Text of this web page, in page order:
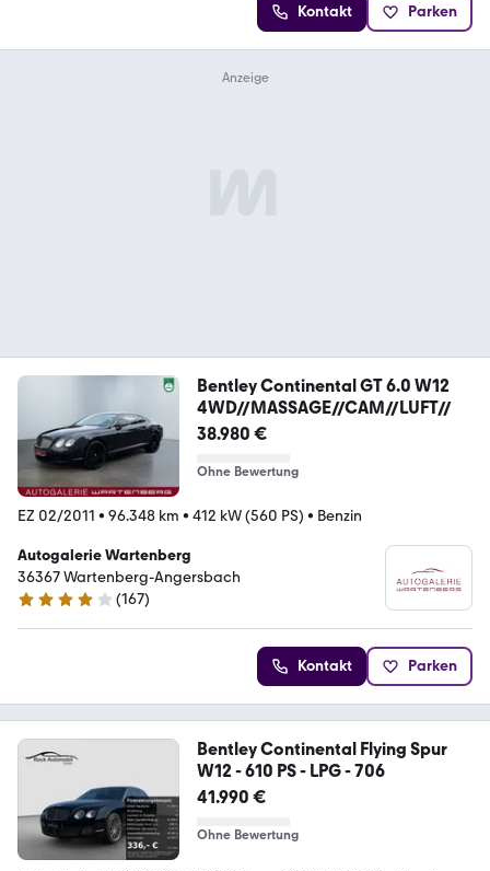
Kontakt Parken
Bentley Continental GT 6.0 W12
4WD//MASSAGE//CAM//LUFT//
38.980 €
Ohne Bewertung
EZ 02/2011 • 96.348 km • 412 kW (560 PS) • Benzin
Autogalerie Wartenberg
36367 Wartenberg-Angersbach
4.2 Sterne
(167)
Kontakt Parken
Bentley Continental Flying Spur
W12 - 610 PS - LPG - 706
41.990 €
Ohne Bewertung